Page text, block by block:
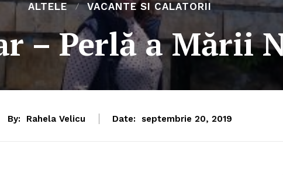
ALTELE VACANTE SI CALATORII
– Perlă a Mării
By: Rahela Velicu Date: septembrie 20, 2019